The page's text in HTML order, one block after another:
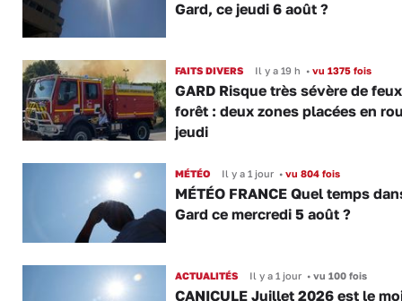
Gard, ce jeudi 6 août ?
FAITS DIVERS Il y a 19 h •vu 1375 fois
GARD Risque très sévère de
forêt : deux zones placées en
jeudi
MÉTÉO Il y a 1 jour •vu 804 fois
MÉTÉO FRANCE Quel temps
Gard ce mercredi 5 août ?
ACTUALITÉS Il y a 1 jour •vu 100 fois
CANICULE Juillet 2026 est le